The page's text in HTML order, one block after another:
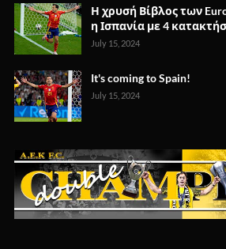
Η χρυσή Βίβλος των
η Ισπανία με 4
July 15, 2024
It's coming to Spain!
July 15, 2024